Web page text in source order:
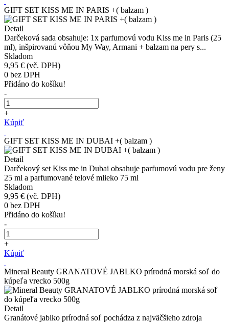
GIFT SET KISS ME IN PARIS +( balzam )
Detail
Darčeková sada obsahuje: 1x parfumovú vodu Kiss me in Paris (25
ml), inšpirovanú vôňou My Way, Armani + balzam na pery s...
Skladom
9,95 € (vč. DPH)
0 bez DPH
Přidáno do košíku!
-
+
Kúpiť
GIFT SET KISS ME IN DUBAI +( balzam )
Detail
Darčekový set Kiss me in Dubai obsahuje parfumovú vodu pre ženy
25 ml a parfumované telové mlieko 75 ml
Skladom
9,95 € (vč. DPH)
0 bez DPH
Přidáno do košíku!
-
+
Kúpiť
Mineral Beauty GRANATOVÉ JABLKO prírodná morská soľ do
kúpeľa vrecko 500g
Detail
Granátové jablko prírodná soľ pochádza z najväčšieho zdroja